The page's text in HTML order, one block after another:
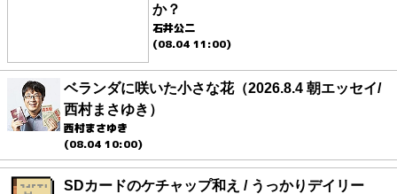
か？
石井公二
(08.04 11:00)
ベランダに咲いた小さな花（2026.8.4 朝エッセイ/
西村まさゆき）
西村まさゆき
(08.04 10:00)
SDカードのケチャップ和え / うっかりデイリー